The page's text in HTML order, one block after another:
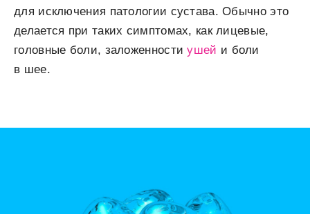
для исключения патологии сустава. Обычно это
делается при таких симптомах, как лицевые,
головные боли, заложенностиушей и боли
в шее.